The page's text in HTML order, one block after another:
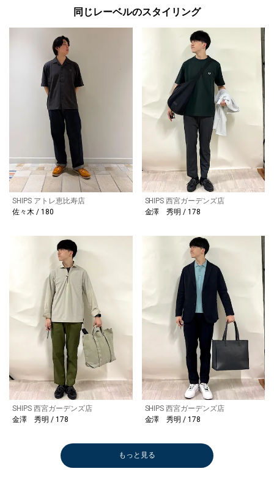
同じレーベルのスタイリング
SHIPS アトレ恵比寿店
佐々木 / 180
SHIPS 西宮ガーデンズ店
金澤 秀明 / 178
SHIPS 西宮ガーデンズ店
金澤 秀明 / 178
SHIPS 西宮ガーデンズ店
金澤 秀明 / 178
もっと見る